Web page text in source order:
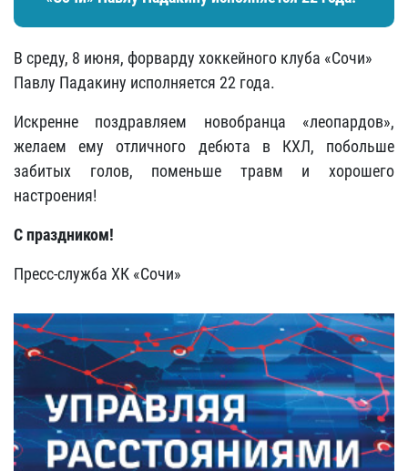
В среду, 8 июня, форварду хоккейного клуба «Сочи»
Павлу Падакину исполняется 22 года.
Искренне поздравляем новобранца «леопардов»,
желаем ему отличного дебюта в КХЛ, побольше
забитых голов, поменьше травм и хорошего
настроения!
С праздником!
Пресс-служба ХК «Сочи»